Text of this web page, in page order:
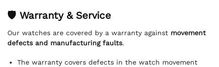
🛡 Warranty & Service
Our watches are covered by a warranty against movement
defects and manufacturing faults.
The warranty covers defects in the watch movement